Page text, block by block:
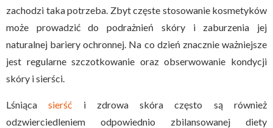
zachodzi taka potrzeba. Zbyt częste stosowanie kosmetyków
może prowadzić do podrażnień skóry i zaburzenia jej
naturalnej bariery ochronnej. Na co dzień znacznie ważniejsze
jest regularne szczotkowanie oraz obserwowanie kondycji
skóry i sierści.
Lśniącasierść i zdrowa skóra często są również
odzwierciedleniem odpowiednio zbilansowanej diety